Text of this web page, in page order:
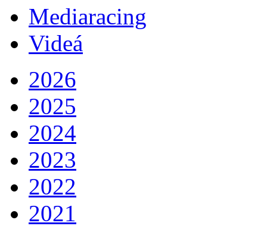
Mediaracing
Videá
2026
2025
2024
2023
2022
2021